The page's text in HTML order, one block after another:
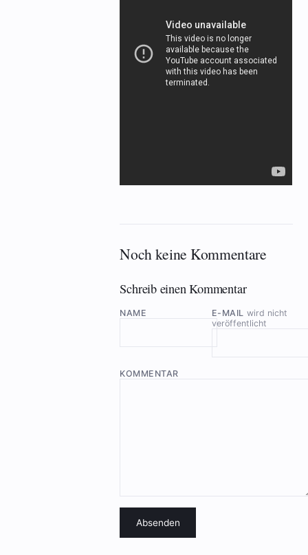
Noch keine Kommentare
Schreib einen Kommentar
NAME E-MAIL wird nicht
veröffentlicht
KOMMENTAR
Absenden